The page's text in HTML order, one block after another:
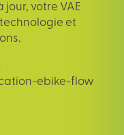
jour, votre VAE
et
ebike-flow